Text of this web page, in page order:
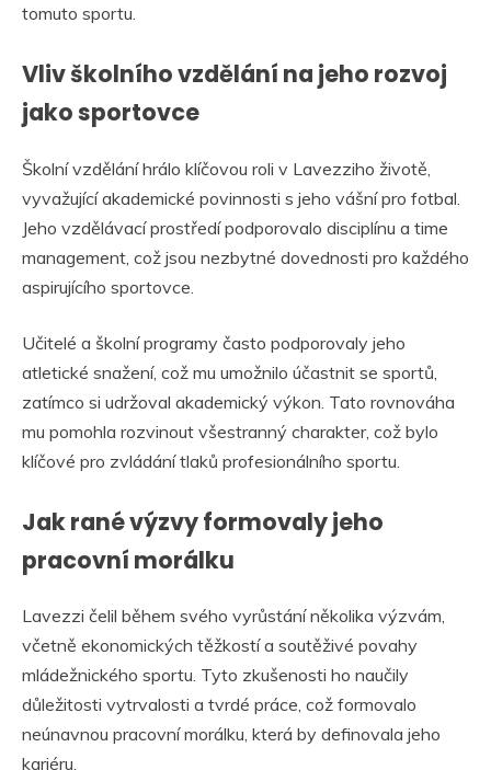
tomuto sportu.
Vliv školního vzdělání na jeho rozvoj
jako sportovce
Školní vzdělání hrálo klíčovou roli v Lavezziho životě,
vyvažující akademické povinnosti s jeho vášní pro fotbal.
Jeho vzdělávací prostředí podporovalo disciplínu a time
management, což jsou nezbytné dovednosti pro každého
aspirujícího sportovce.
Učitelé a školní programy často podporovaly jeho
atletické snažení, což mu umožnilo účastnit se sportů,
zatímco si udržoval akademický výkon. Tato rovnováha
mu pomohla rozvinout všestranný charakter, což bylo
klíčové pro zvládání tlaků profesionálního sportu.
Jak rané výzvy formovaly jeho
pracovní morálku
Lavezzi čelil během svého vyrůstání několika výzvám,
včetně ekonomických těžkostí a soutěživé povahy
mládežnického sportu. Tyto zkušenosti ho naučily
důležitosti vytrvalosti a tvrdé práce, což formovalo
neúnavnou pracovní morálku, která by definovala jeho
kariéru.